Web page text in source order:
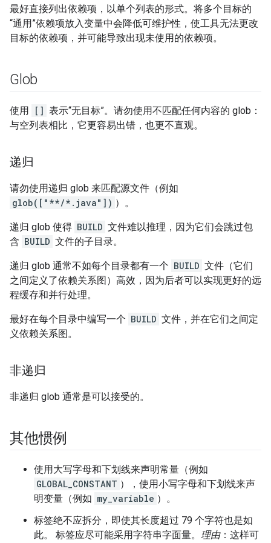
最好直接列出依赖项，以单个列表的形式。将多个目标的
“通用”依赖项放入变量中会降低可维护性，使工具无法更改
目标的依赖项，并可能导致出现未使用的依赖项。
Glob
使用 [] 表示“无目标”。请勿使用不匹配任何内容的 glob：
与空列表相比，它更容易出错，也更不直观。
递归
请勿使用递归 glob 来匹配源文件（例如
glob(["**/*.java"]) ）。
递归 glob 使得 BUILD 文件难以推理，因为它们会跳过包
含 BUILD 文件的子目录。
递归 glob 通常不如每个目录都有一个 BUILD 文件（它们
之间定义了依赖关系图）高效，因为后者可以实现更好的远
程缓存和并行处理。
最好在每个目录中编写一个 BUILD 文件，并在它们之间定
义依赖关系图。
非递归
非递归 glob 通常是可以接受的。
其他惯例
使用大写字母和下划线来声明常量（例如
GLOBAL_CONSTANT ），使用小写字母和下划线来声
明变量（例如 my_variable ）。
标签绝不应拆分，即使其长度超过 79 个字符也是如
此。 标签应尽可能采用字符串字面量。 理由：这样可